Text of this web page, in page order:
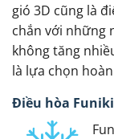
gió 3D cũng là
chắn với những
không tăng
là lựa chọn
Điều hòa